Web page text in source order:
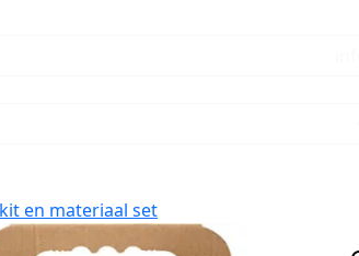
en materiaal set